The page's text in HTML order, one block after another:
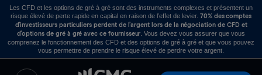
Les CFD et les options de gré à gré sont des instruments complexes et présentent un
risque élevé de perte rapide en capital en raison de l’effet de levier. 70% des comptes
d’investisseurs particuliers perdent de l’argent lors de la négociation de CFD et
d’options de gré à gré avec ce fournisseur . Vous devez vous assurer que vous
comprenez le fonctionnement des CFD et des options de gré à gré et que vous pouvez
vous permettre de prendre le risque élevé de perdre votre argent.